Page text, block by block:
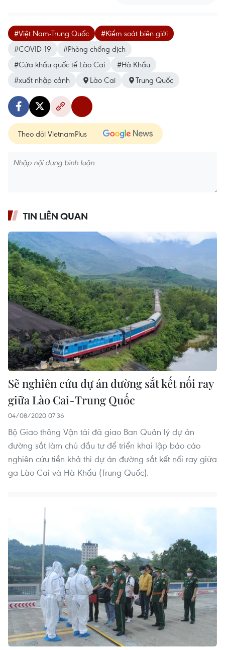
#Việt Nam-Trung Quốc
#Kiểm soát biên giới
#COVID-19
#Phòng chống dịch
#Cửa khẩu quốc tế Lào Cai
#Hà Khẩu
#xuất nhập cảnh
Lào Cai Trung Quốc
Theo dõi VietnamPlus
TIN LIÊN QUAN
Sẽ nghiên cứu dự án đường sắt kết nối ray
giữa Lào Cai-Trung Quốc
04/08/2020 07:36
Bộ Giao thông Vận tải đã giao Ban Quản lý dự án
đường sắt làm chủ đầu tư để triển khai lập báo cáo
nghiên cứu tiền khả thi dự án đường sắt kết nối ray giữa
ga Lào Cai và Hà Khẩu (Trung Quốc).